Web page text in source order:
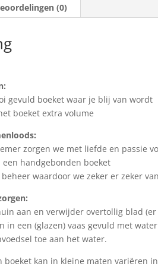
(0)
gevuld boeket waar je blij van wordt
boeket extra volume
zorgen we met liefde en passie
een handgebonden boeket
waardoor we zeker er zeker
aan en verwijder overtollig blad
in een (glazen) vaas gevuld met
toe aan het water.
boeket kan in kleine maten variëren